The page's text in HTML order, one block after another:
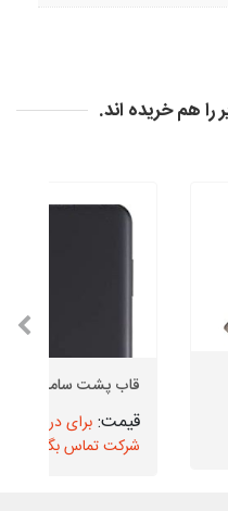
را هم خریده اند.
قاب پشت سامسونگ A01
برای دریافت
شرکت تماس بگیرید